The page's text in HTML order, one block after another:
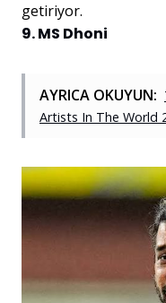
getiriyor.
9. MS Dhoni
AYRICA OKUYUN:
Artists In The World